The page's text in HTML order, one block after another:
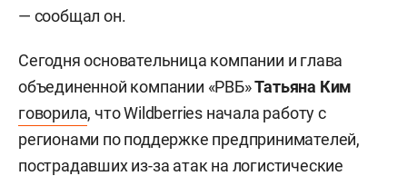
— сообщал он.
Сегодня основательница компании и глава
объединенной компании «РВБ»Татьяна Ким
говорила, что Wildberries начала работу с
регионами по поддержке предпринимателей,
пострадавших из-за атак на логистические